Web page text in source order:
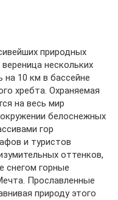
природных
нескольких
на 10 км в бассейне
хребта. Охраняемая
на весь мир
белоснежных
гор
и туристов
оттенков,
снегом горные
Прославленные
природу этого